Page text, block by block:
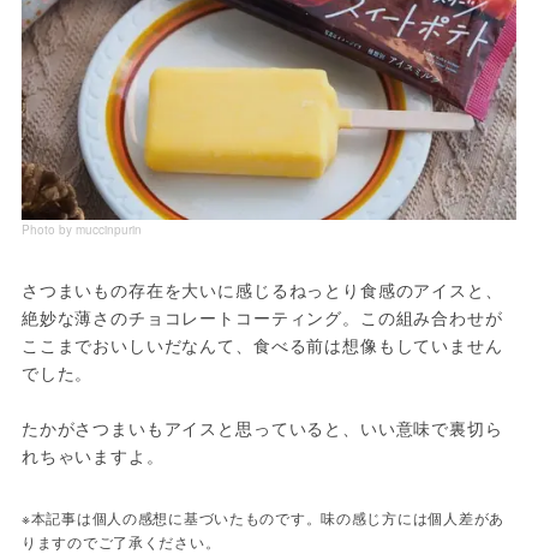
Photo by muccinpurin
さつまいもの存在を大いに感じるねっとり食感のアイスと、
絶妙な薄さのチョコレートコーティング。この組み合わせが
ここまでおいしいだなんて、食べる前は想像もしていません
でした。
たかがさつまいもアイスと思っていると、いい意味で裏切ら
れちゃいますよ。
※本記事は個人の感想に基づいたものです。味の感じ方には個人差があ
りますのでご了承ください。